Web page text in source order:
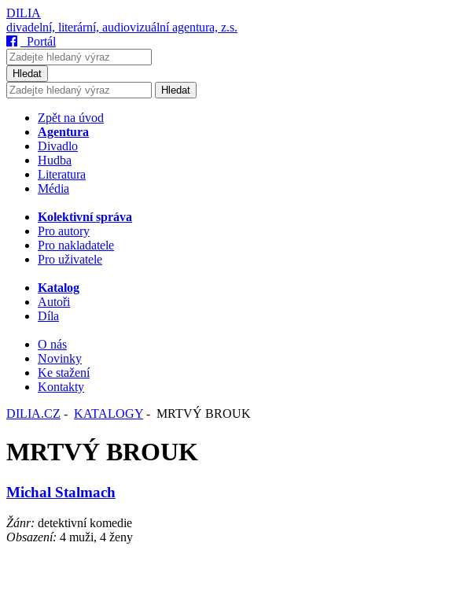
DILIA
divadelní, literární, audiovizuální agentura, z.s.
Portál
Hledat
Hledat
Zpět na úvod
Agentura
Divadlo
Hudba
Literatura
Média
Kolektivní správa
Pro autory
Pro nakladatele
Pro uživatele
Katalog
Autoři
Díla
O nás
Novinky
Ke stažení
Kontakty
DILIA.CZ - KATALOGY - MRTVÝ BROUK
MRTVÝ BROUK
Michal Stalmach
Žánr: detektivní komedie
Obsazení: 4 muži, 4 ženy